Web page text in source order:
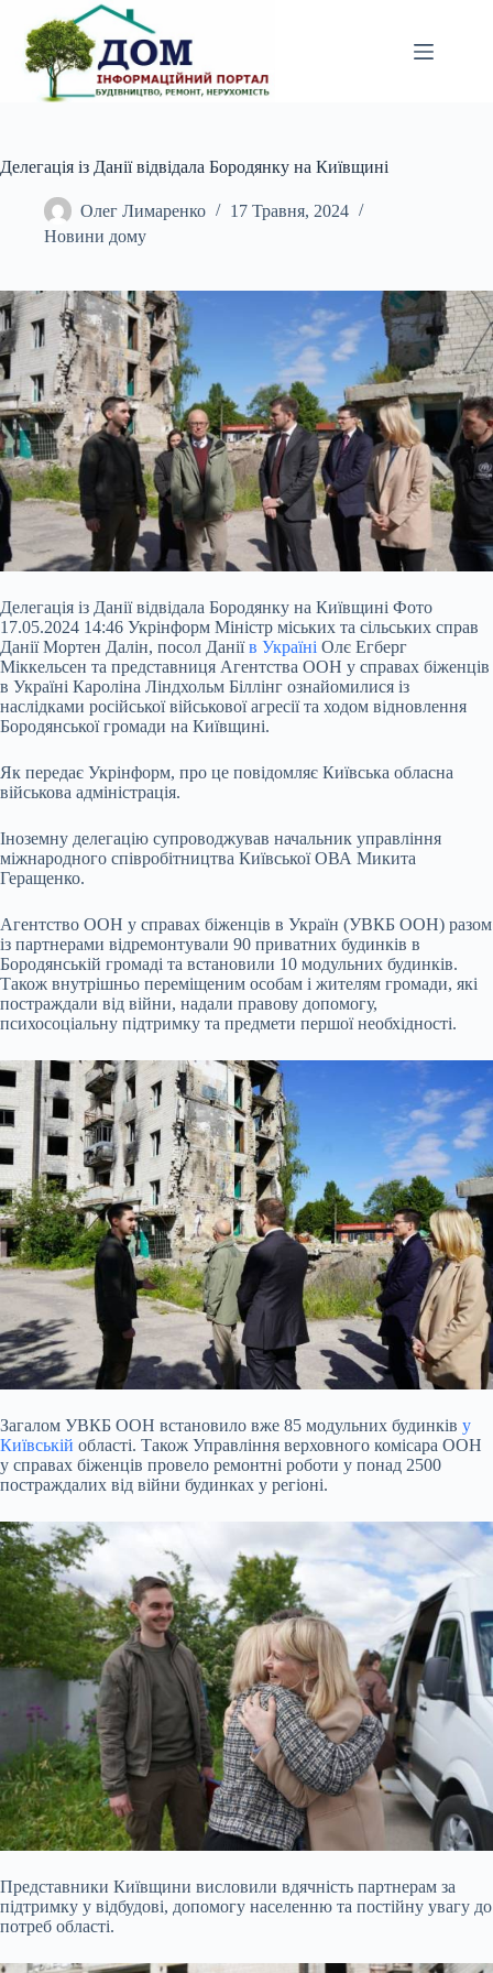
вмісту
Делегація із Данії відвідала Бородянку на Київщині
Олег Лимаренко
17 Травня, 2024
Новини дому
Делегація із Данії відвідала Бородянку на Київщині Фото
17.05.2024 14:46 Укрінформ Міністр міських та сільських справ
Данії Мортен Далін, посол Даніїв Україні Олє Егберг
Міккельсен та представниця Агентства ООН у справах біженців
в Україні Кароліна Ліндхольм Біллінг ознайомилися із
наслідками російської військової агресії та ходом відновлення
Бородянської громади на Київщині.
Як передає Укрінформ, про це повідомляє Київська обласна
військова адміністрація.
Іноземну делегацію супроводжував начальник управління
міжнародного співробітництва Київської ОВА Микита
Геращенко.
Агентство ООН у справах біженців в Україн (УВКБ ООН) разом
із партнерами відремонтували 90 приватних будинків в
Бородянській громаді та встановили 10 модульних будинків.
Також внутрішньо переміщеним особам і жителям громади, які
постраждали від війни, надали правову допомогу,
психосоціальну підтримку та предмети першої необхідності.
Загалом УВКБ ООН встановило вже 85 модульних будинків у
Київській області. Також Управління верховного комісара ООН
у справах біженців провело ремонтні роботи у понад 2500
постраждалих від війни будинках у регіоні.
Представники Київщини висловили вдячність партнерам за
підтримку у відбудові, допомогу населенню та постійну увагу до
потреб області.